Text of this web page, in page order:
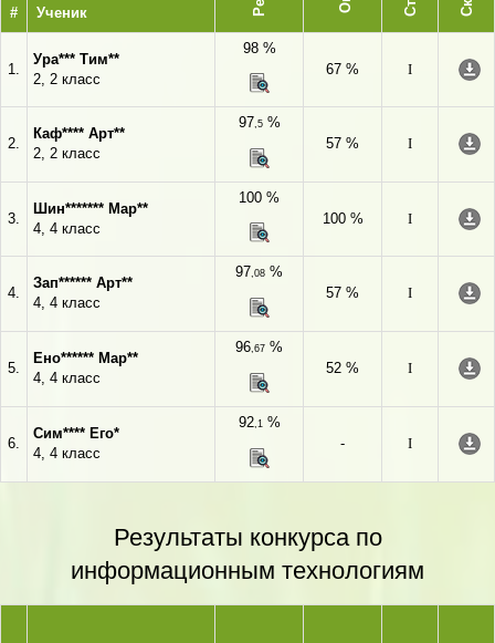
# Ученик
1.
Ура*** Тим**
2, 2 класс
98 %
67 %
I
2.
Каф**** Арт**
2, 2 класс
97,5%
57 %
I
3.
Шин******* Мар**
4, 4 класс
100 %
100 %
I
4.
Зап****** Арт**
4, 4 класс
97,08 %
57 %
I
5.
Ено****** Мар**
4, 4 класс
96,67 %
52 %
I
6.
Сим**** Его*
4, 4 класс
92,1%
-
I
Результаты конкурса по
информационным технологиям